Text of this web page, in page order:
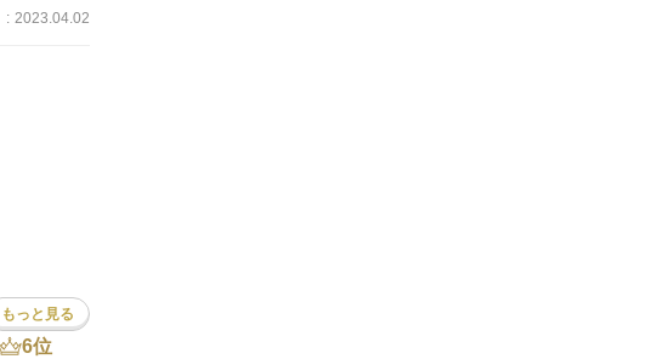
: 2023.04.02
もっと見る
6位